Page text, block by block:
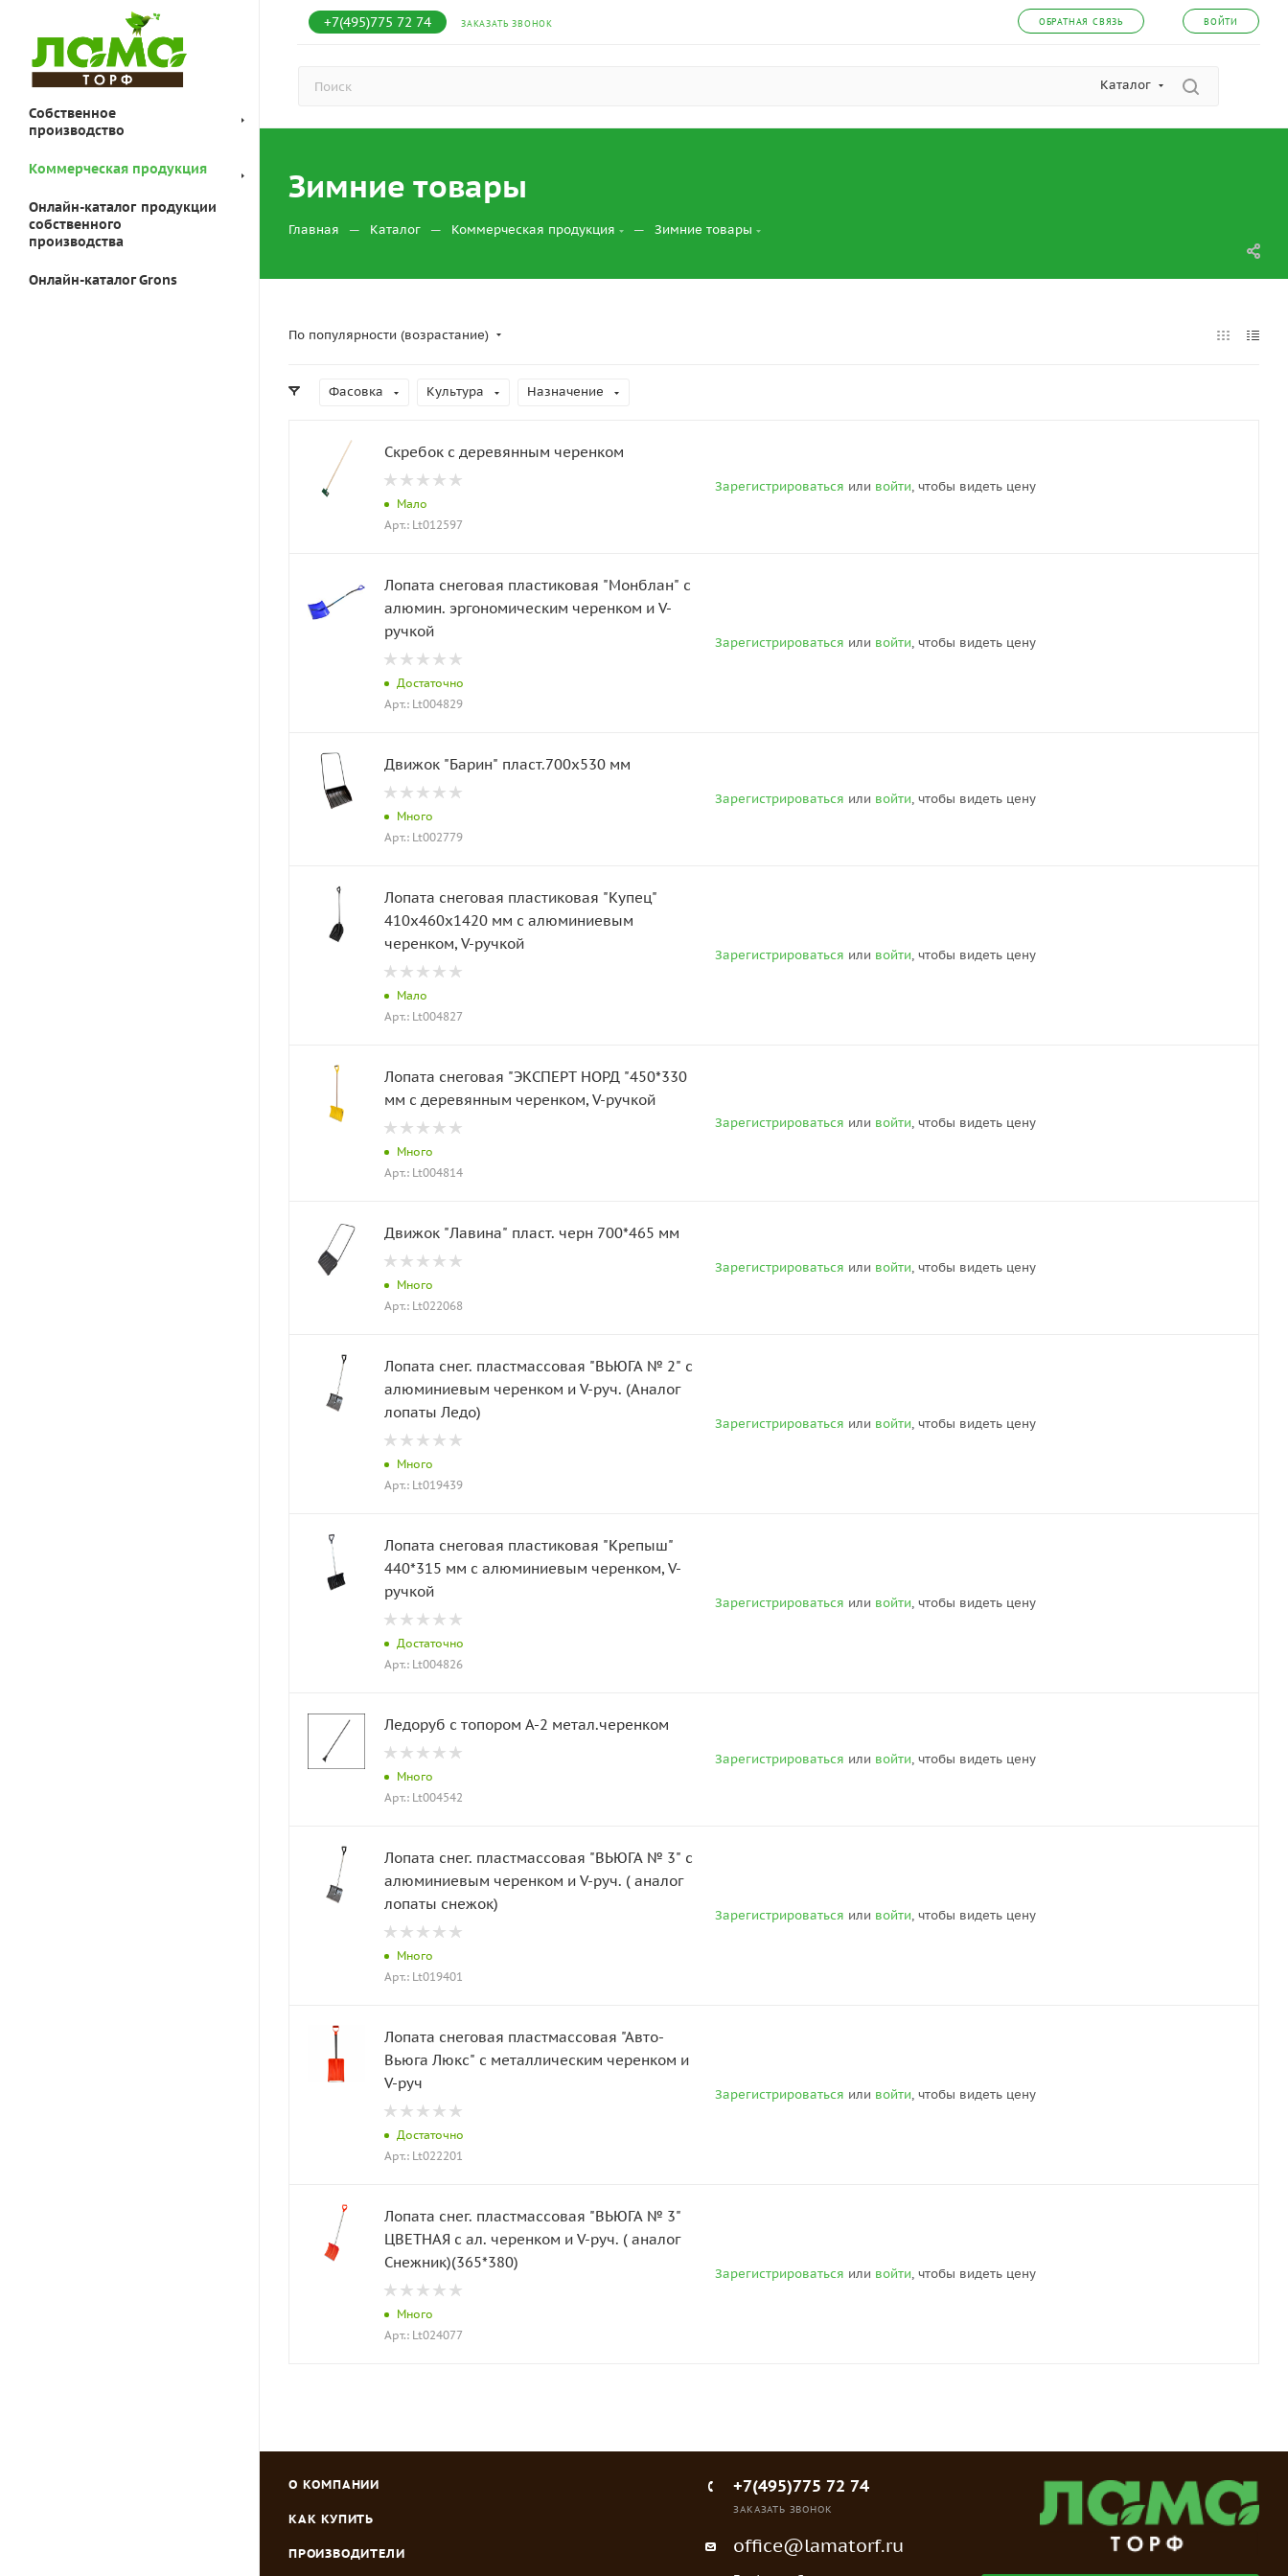
+7(495)775 72 74 ЗАКАЗАТЬ ЗВОНОК ОБРАТНАЯ СВЯЗЬ ВОЙТИ
Каталог
Собственное
производство
Коммерческая продукция
Онлайн-каталог продукции
собственного
производства
Онлайн-каталог Grons
Зимние товары
Главная — Каталог — Коммерческая продукция — Зимние товары
По популярности (возрастание)
Фасовка Культура Назначение
Скребок с деревянным черенком
Мало
Арт.: Lt012597
Зарегистрироваться или войти, чтобы видеть цену
Лопата снеговая пластиковая "Монблан" с
алюмин. эргономическим черенком и V-
ручкой
Достаточно
Арт.: Lt004829
Зарегистрироваться или войти, чтобы видеть цену
Движок "Барин" пласт.700х530 мм
Много
Арт.: Lt002779
Зарегистрироваться или войти, чтобы видеть цену
Лопата снеговая пластиковая "Купец"
410х460х1420 мм с алюминиевым
черенком, V-ручкой
Мало
Арт.: Lt004827
Зарегистрироваться или войти, чтобы видеть цену
Лопата снеговая "ЭКСПЕРТ НОРД "450*330
мм с деревянным черенком, V-ручкой
Много
Арт.: Lt004814
Зарегистрироваться или войти, чтобы видеть цену
Движок "Лавина" пласт. черн 700*465 мм
Много
Арт.: Lt022068
Зарегистрироваться или войти, чтобы видеть цену
Лопата снег. пластмассовая "ВЬЮГА № 2" с
алюминиевым черенком и V-руч. (Аналог
лопаты Ледо)
Много
Арт.: Lt019439
Зарегистрироваться или войти, чтобы видеть цену
Лопата снеговая пластиковая "Крепыш"
440*315 мм с алюминиевым черенком, V-
ручкой
Достаточно
Арт.: Lt004826
Зарегистрироваться или войти, чтобы видеть цену
Ледоруб с топором А-2 метал.черенком
Много
Арт.: Lt004542
Зарегистрироваться или войти, чтобы видеть цену
Лопата снег. пластмассовая "ВЬЮГА № 3" с
алюминиевым черенком и V-руч. ( аналог
лопаты снежок)
Много
Арт.: Lt019401
Зарегистрироваться или войти, чтобы видеть цену
Лопата снеговая пластмассовая "Авто-
Вьюга Люкс" с металлическим черенком и
V-руч
Достаточно
Арт.: Lt022201
Зарегистрироваться или войти, чтобы видеть цену
Лопата снег. пластмассовая "ВЬЮГА № 3"
ЦВЕТНАЯ с ал. черенком и V-руч. ( аналог
Снежник)(365*380)
Много
Арт.: Lt024077
Зарегистрироваться или войти, чтобы видеть цену
О КОМПАНИИ
КАК КУПИТЬ
ПРОИЗВОДИТЕЛИ
+7(495)775 72 74
ЗАКАЗАТЬ ЗВОНОК
office@lamatorf.ru